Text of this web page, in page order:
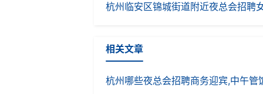
杭州临安区锦城街道附近夜总会招聘
相关文章
杭州哪些夜总会招聘商务迎宾,中午管